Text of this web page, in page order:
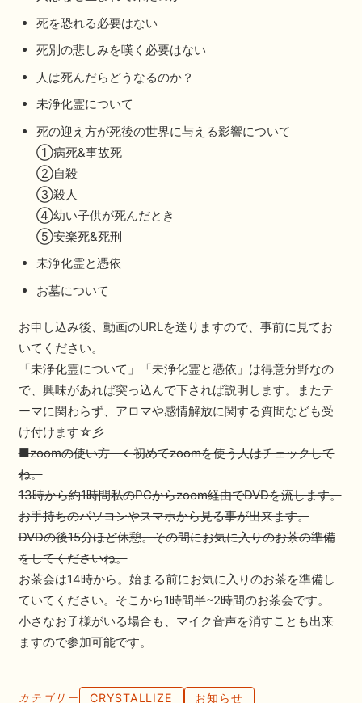
死を恐れる必要はない
死別の悲しみを嘆く必要はない
人は死んだらどうなるのか？
未浄化霊について
死の迎え方が死後の世界に与える影響について
①病死&事故死
②自殺
③殺人
④幼い子供が死んだとき
⑤安楽死&死刑
未浄化霊と憑依
お墓について
お申し込み後、動画のURLを送りますので、事前に見てお
いてください。
「未浄化霊について」「未浄化霊と憑依」は得意分野なの
で、興味があれば突っ込んで下されば説明します。またテ
ーマに関わらず、アロマや感情解放に関する質問なども受
け付けます☆彡
■zoomの使い方 ←初めてzoomを使う人はチェックして
ね。
13時から約1時間私のPCからzoom経由でDVDを流します。
お手持ちのパソコンやスマホから見る事が出来ます。
DVDの後15分ほど休憩。その間にお気に入りのお茶の準備
をしてくださいね。
お茶会は14時から。始まる前にお気に入りのお茶を準備し
ていてください。そこから1時間半~2時間のお茶会です。
小さなお子様がいる場合も、マイク音声を消すことも出来
ますので参加可能です。
カテゴリー CRYSTALLIZE お知らせ